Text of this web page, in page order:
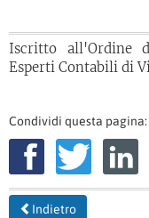
Iscritto all'Ordine
Esperti Contabili di
Condividi questa pagina:
Indietro